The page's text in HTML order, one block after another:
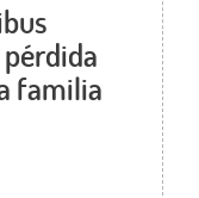
familia